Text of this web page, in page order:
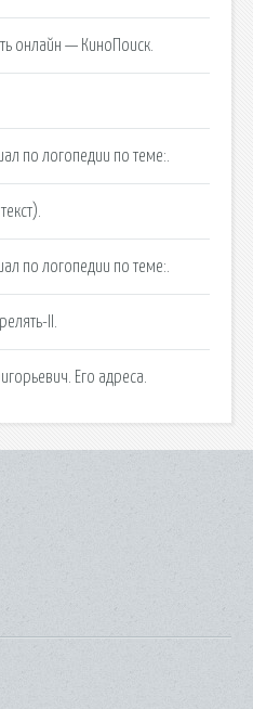
онлайн — КиноПоиск.
по логопедии по теме:.
по логопедии по теме:.
II.
Его адреса.